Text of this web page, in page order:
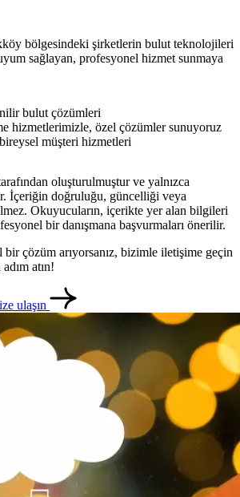
bölgesindeki şirketlerin bulut teknolojileri
sağlayan, profesyonel hizmet sunmaya
bulut çözümleri
hizmetlerimizle, özel çözümler sunuyoruz
müşteri hizmetleri
oluşturulmuştur ve yalnızca
İçeriğin doğruluğu, güncelliği veya
Okuyucuların, içerikte yer alan bilgileri
bir danışmana başvurmaları önerilir.
bir çözüm arıyorsanız, bizimle iletişime geçin
atın!
ulaşın